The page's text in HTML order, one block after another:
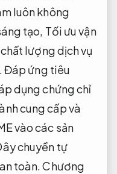
luôn không
tạo, Tối ưu vận
lượng dịch vụ
Đáp ứng tiêu
dụng chứng chỉ
cung cấp và
vào các sản
chuyền tự
toàn.Chương